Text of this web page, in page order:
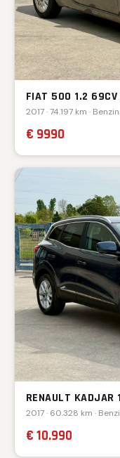
FIAT 500 1.2 69CV
2017 · 74.197 km ·
€ 9990
RENAULT KADJAR
2017 · 60.328 km ·
€ 10.990